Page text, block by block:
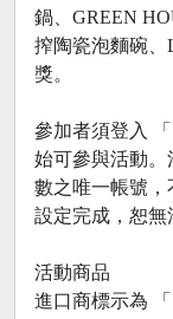
鍋、GREEN
搾陶瓷泡麵碗、
獎。
參加者須登入
始可參與活動
數之唯一帳號，
設定完成，恕無
活動商品
進口商標示為